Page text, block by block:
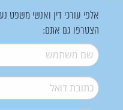
אלפי עורכי דין ואנשי משפט
הצטרפו גם אתם:
שם משתמש*
דואל*